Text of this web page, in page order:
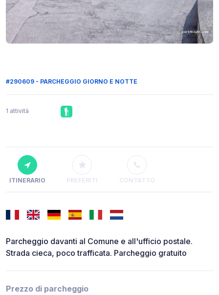
#290609 - PARCHEGGIO GIORNO E NOTTE
1 attività
ITINERARIO PREFERITI CONTATTO
Parcheggio davanti al Comune e all'ufficio postale.
Strada cieca, poco trafficata. Parcheggio gratuito
Prezzo di parcheggio